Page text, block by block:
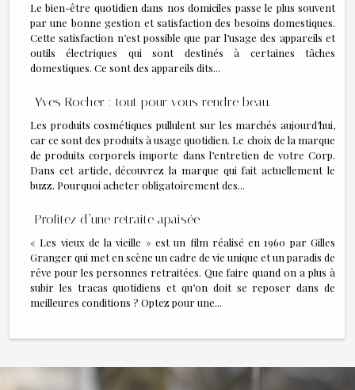
Le bien-être quotidien dans nos domiciles passe le plus souvent
par une bonne gestion et satisfaction des besoins domestiques.
Cette satisfaction n’est possible que par l’usage des appareils et
outils électriques qui sont destinés à certaines tâches
domestiques. Ce sont des appareils dits...
Yves Rocher : tout pour vous rendre beau.
Les produits cosmétiques pullulent sur les marchés aujourd’hui,
car ce sont des produits à usage quotidien. Le choix de la marque
de produits corporels importe dans l’entretien de votre Corp.
Dans cet article, découvrez la marque qui fait actuellement le
buzz. Pourquoi acheter obligatoirement des...
Profitez d’une retraite apaisée
« Les vieux de la vieille » est un film réalisé en 1960 par Gilles
Granger qui met en scène un cadre de vie unique et un paradis de
rêve pour les personnes retraitées. Que faire quand on a plus à
subir les tracas quotidiens et qu’on doit se reposer dans de
meilleures conditions ? Optez pour une...